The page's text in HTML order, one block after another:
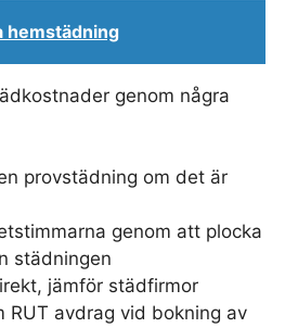
hemstädning
genom några
provstädning om det är
genom att plocka
städningen
jämför städfirmor
RUT avdrag vid bokning av